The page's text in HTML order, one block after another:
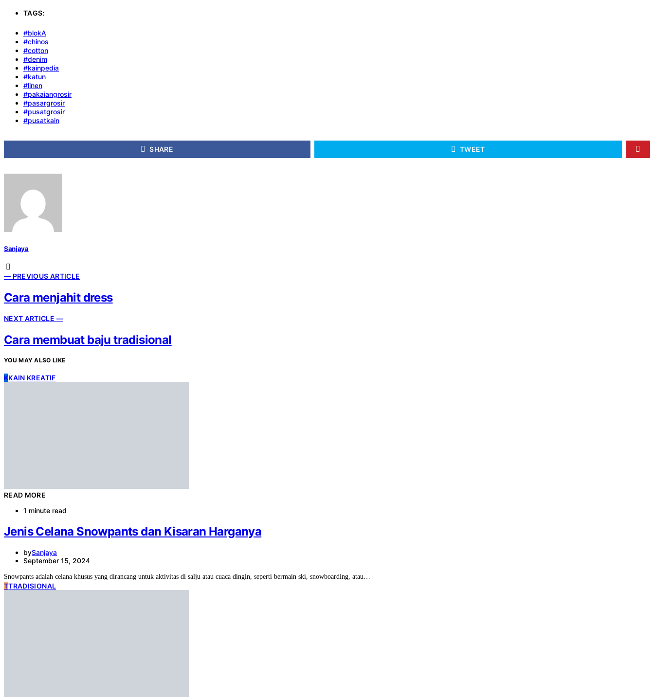
TAGS:
#blokA
#chinos
#cotton
#denim
#kainpedia
#katun
#linen
#pakaiangrosir
#pasargrosir
#pusatgrosir
#pusatkain
SHARE TWEET
Sanjaya
— PREVIOUS ARTICLE
Cara menjahit dress
NEXT ARTICLE —
Cara membuat baju tradisional
YOU MAY ALSO LIKE
KKAIN KREATIF
READ MORE
1 minute read
Jenis Celana Snowpants dan Kisaran Harganya
bySanjaya
September 15, 2024
Snowpants adalah celana khusus yang dirancang untuk aktivitas di salju atau cuaca dingin, seperti bermain ski, snowboarding, atau…
TTRADISIONAL